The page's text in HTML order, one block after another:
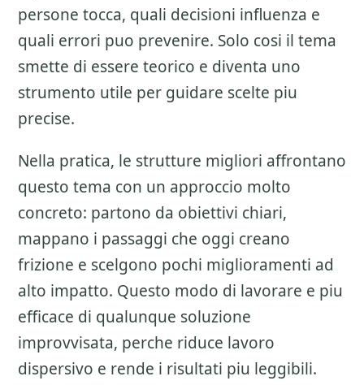
persone tocca, quali decisioni influenza e
quali errori puo prevenire. Solo cosi il tema
smette di essere teorico e diventa uno
strumento utile per guidare scelte piu
precise.
Nella pratica, le strutture migliori affrontano
questo tema con un approccio molto
concreto: partono da obiettivi chiari,
mappano i passaggi che oggi creano
frizione e scelgono pochi miglioramenti ad
alto impatto. Questo modo di lavorare e piu
efficace di qualunque soluzione
improvvisata, perche riduce lavoro
dispersivo e rende i risultati piu leggibili.